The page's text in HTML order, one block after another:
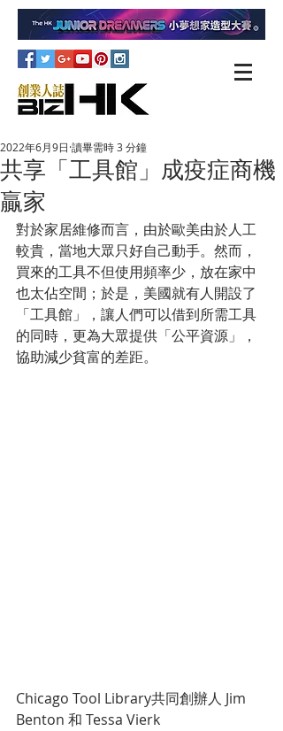
共享「工具館」成疫症商機
贏家
2022年6月9日 讀畢需時 3 分鐘
對於家居維修而言，由於歐美由於人工
較貴，當地大眾只好自己動手。然而，
買來的工具不但使用頻率少，放在家中
也太佔空間；於是，美國就有人開設了
「工具館」，讓人們可以借到所需工具
的同時，更為大眾提供「公平資源」，
協助減少貧富的差距。
Chicago Tool Library共同創辦人 Jim
Benton 和 Tessa Vierk